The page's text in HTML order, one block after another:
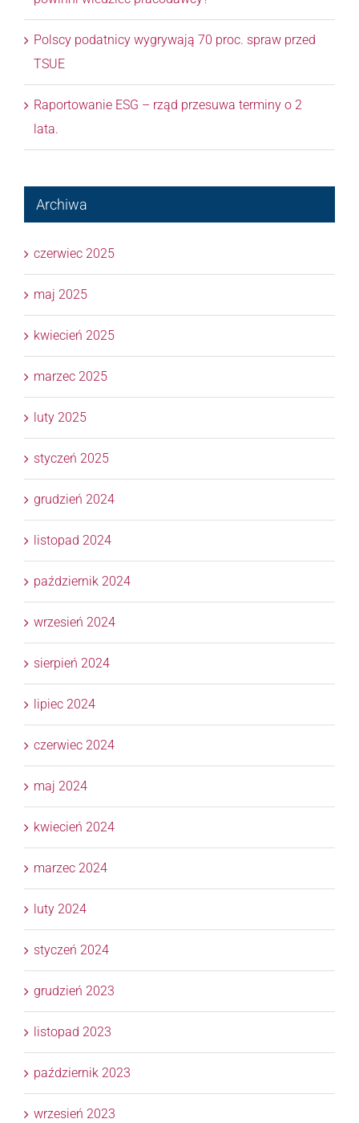
Polscy podatnicy wygrywają 70 proc. spraw przed
TSUE
Raportowanie ESG – rząd przesuwa terminy o 2
lata.
Archiwa
czerwiec 2025
maj 2025
kwiecień 2025
marzec 2025
luty 2025
styczeń 2025
grudzień 2024
listopad 2024
październik 2024
wrzesień 2024
sierpień 2024
lipiec 2024
czerwiec 2024
maj 2024
kwiecień 2024
marzec 2024
luty 2024
styczeń 2024
grudzień 2023
listopad 2023
październik 2023
wrzesień 2023